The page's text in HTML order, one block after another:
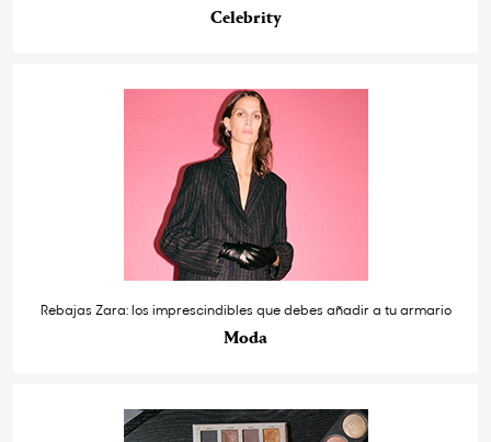
Celebrity
Rebajas Zara: los imprescindibles que debes añadir a tu armario
Moda